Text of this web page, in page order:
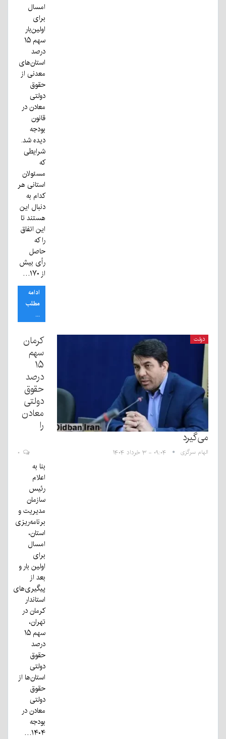
امسال
برای
اولین‌بار
سهم ۱۵
درصد
استان‌های
معدنی از
حقوق
دولتی
معادن در
قانون
بودجه
دیده شد.
شرایطی
که
مسئولان
استانی هر
کدام به
دنبال این
هستند تا
این اتفاق
را که
حاصل
رأی بیش
از ۱۷۰…
ادامه
مطلب
...
دولت
کرمان
سهم
۱۵
درصد
حقوق
دولتی
معادن
را
می‌گیرد
الهام سرگزی ۰۹:۰۴ - ۳ خرداد ۱۴۰۴
بنا به
اعلام
رئیس
سازمان
مدیریت و
برنامه‌ریزی
استان،
امسال
برای
اولین بار و
بعد از
پیگیری‌های
استاندار
کرمان در
تهران،
سهم ۱۵
درصد
حقوق
دولتی
استان‌ها از
حقوق
دولتی
معادن در
بودجه
۱۴۰۴…